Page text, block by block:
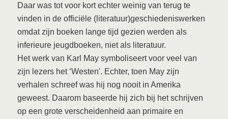
Daar was tot voor kort echter weinig van terug te
vinden in de officiële (literatuur)geschiedeniswerken
omdat zijn boeken lange tijd gezien werden als
inferieure jeugdboeken, niet als literatuur.
Het werk van Karl May symboliseert voor veel van
zijn lezers het ‘Westen'. Echter, toen May zijn
verhalen schreef was hij nog nooit in Amerika
geweest. Daarom baseerde hij zich bij het schrijven
op een grote verscheidenheid aan primaire en